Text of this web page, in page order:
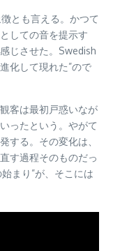
とも言える。かつて
しての音を提示す
じさせた。Swedish
化して現れた”ので
客は最初戸惑いなが
ったという。やがて
する。その変化は、
す過程そのものだっ
まり”が、そこには